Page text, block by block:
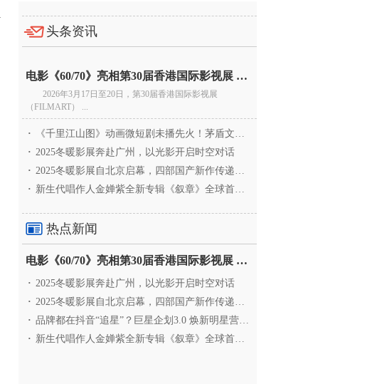
头条资讯
电影《60/70》亮相第30届香港国际影视展 冲刺戛纳备
2026年3月17日至20日，第30届香港国际影视展
（FILMART） ...
·
《千里江山图》动画微短剧未播先火！茅盾文学奖IP首
· 2025冬暖影展奔赴广州，以光影开启时空对话
· 2025冬暖影展自北京启幕，四部国产新作传递银幕温情
· 新生代唱作人金婵紫全新专辑《叙章》全球首发，颠覆
热点新闻
电影《60/70》亮相第30届香港国际影视展 冲刺戛纳备
· 2025冬暖影展奔赴广州，以光影开启时空对话
· 2025冬暖影展自北京启幕，四部国产新作传递银幕温情
· 品牌都在抖音“追星”？巨星企划3.0 焕新明星营销，让
· 新生代唱作人金婵紫全新专辑《叙章》全球首发，颠覆